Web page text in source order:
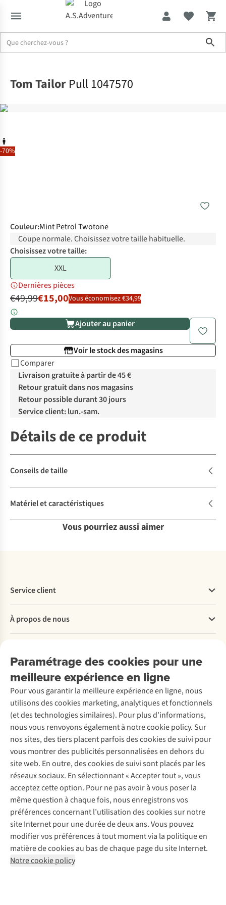
-70%
Tom Tailor Pull 1047570
Couleur:Mint Petrol Twotone
Coupe normale. Choisissez votre taille habituelle.
Choisissez votre taille:
XXL
Dernières pièces
€49,99€15,00Vous économisez €34,99
Ajouter au panier
Voir le stock des magasins
Comparer
Livraison gratuite à partir de 45 €
Retour gratuit dans nos magasins
Retour possible durant 30 jours
Service client: lun.-sam.
Détails de ce produit
Conseils de taille
Matériel et caractéristiques
Vous pourriez aussi aimer
Paramétrage des cookies pour une
meilleure expérience en ligne
Pour vous garantir la meilleure expérience en ligne, nous
utilisons des cookies marketing, analytiques et fonctionnels
(et des technologies similaires). Pour plus d'informations,
nous vous renvoyons également à notre cookie policy. Sur
nos sites, des tiers placent parfois des cookies de suivi pour
vous montrer des publicités personnalisées en dehors du
site web. En outre, des cookies de suivi sont placés par les
réseaux sociaux. En sélectionnant « Accepter tout », vous
acceptez cette option. Pour ne pas avoir à vous poser la
même question à chaque fois, nous enregistrons vos
préférences concernant l’utilisation des cookies sur notre
site Internet pour une durée de deux ans. Vous pouvez
modifier vos préférences à tout moment via la politique en
matière de cookies au bas de chaque page du site Internet.
Notre cookie policy
Service client
Commander
Payer
Retourner
Rétractation d'une commande
Entretien & réparations
Garantie
Contactez-nous
À propos de nous
Entreprise responsable
À propos d’Ayacucho
Nos magasins
À propos d’A.S.Adventure
Déclaration d'accessibilité
Location / Location sports d’hiver
Seconde-main
Entretien de ski
Service de lavage
Entretien de chaussures
Réparation de chaussures
Réparation de vêtements
Retouches
Pour les entreprises
Découvrez
A.S.Magazine
Explore Camp
Expertise & conseils
Abonnez-vous à la newsletter
Suivez-nous
Mentions légales
Politique de confidentialité
Conditions générales
Cookie Policy